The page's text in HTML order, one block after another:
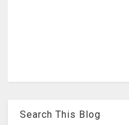
Search This Blog